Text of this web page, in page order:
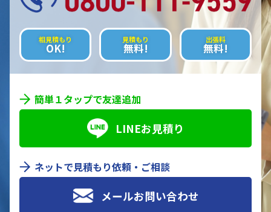
相見積もり
OK!
見積もり
無料!
出張料
無料!
簡単１タップで友達追加
LINEお見積り
ネットで見積もり依頼・ご相談
メールお問い合わせ